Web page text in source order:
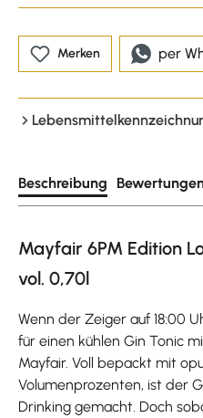
Merken per
Beschreibung
Mayfair 6PM Edition
vol. 0,70l
Wenn der Zeiger auf 18:00
für einen kühlen Gin Tonic
Mayfair. Voll bepackt mit
Volumenprozenten, ist der
Drinking gemacht. Doch